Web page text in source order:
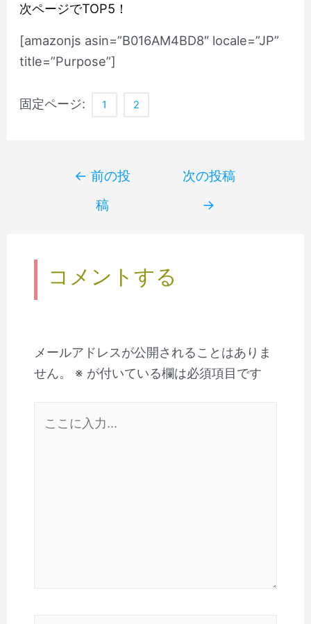
次ページでTOP5！
[amazonjs asin=”B016AM4BD8″ locale=”JP”
title=”Purpose”]
固定ページ: 1 2
← 前の投
稿
次の投稿
→
コメントする
メールアドレスが公開されることはありま
せん。
※ が付いている欄は必須項目です